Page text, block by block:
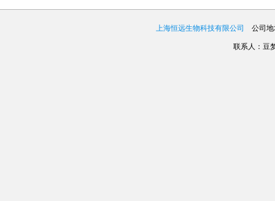
上海恒远生物科技有限公司 公司地
联系人：豆